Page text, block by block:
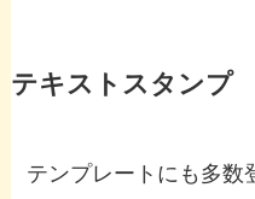
テキストスタンプ
テンプレートにも多数